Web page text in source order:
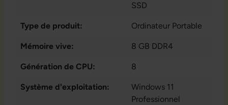
SSD
Type de produit: Ordinateur Portable
Mémoire vive: 8 GB DDR4
Génération de CPU: 8
Système d'exploitation:
Windows 11
Professionnel